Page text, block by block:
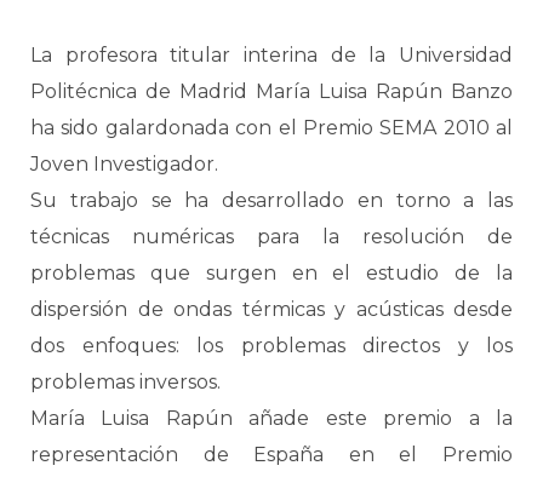
La profesora titular interina de la Universidad
Politécnica de Madrid María Luisa Rapún Banzo
ha sido galardonada con el Premio SEMA 2010 al
Joven Investigador.
Su trabajo se ha desarrollado en torno a las
técnicas numéricas para la resolución de
problemas que surgen en el estudio de la
dispersión de ondas térmicas y acústicas desde
dos enfoques: los problemas directos y los
problemas inversos.
María Luisa Rapún añade este premio a la
representación de España en el Premio